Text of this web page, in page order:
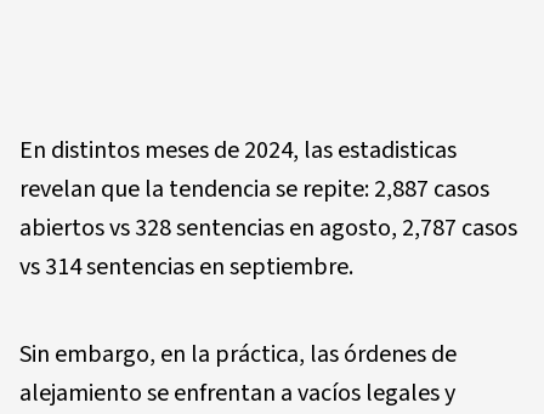
En distintos meses de 2024, las estadisticas
revelan que la tendencia se repite: 2,887 casos
abiertos vs 328 sentencias en agosto, 2,787 casos
vs 314 sentencias en septiembre.
Sin embargo, en la práctica, las órdenes de
alejamiento se enfrentan a vacíos legales y